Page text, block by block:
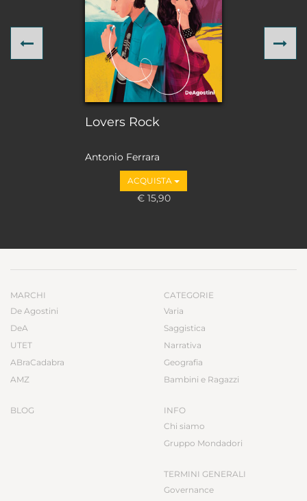
Lovers Rock
Antonio Ferrara
ACQUISTA
€ 15,90
Previous
MARCHI
De Agostini
DeA
UTET
ABraCadabra
AMZ
BLOG
CATEGORIE
Varia
Saggistica
Narrativa
Geografia
Bambini e Ragazzi
INFO
Chi siamo
Gruppo Mondadori
TERMINI GENERALI
Governance